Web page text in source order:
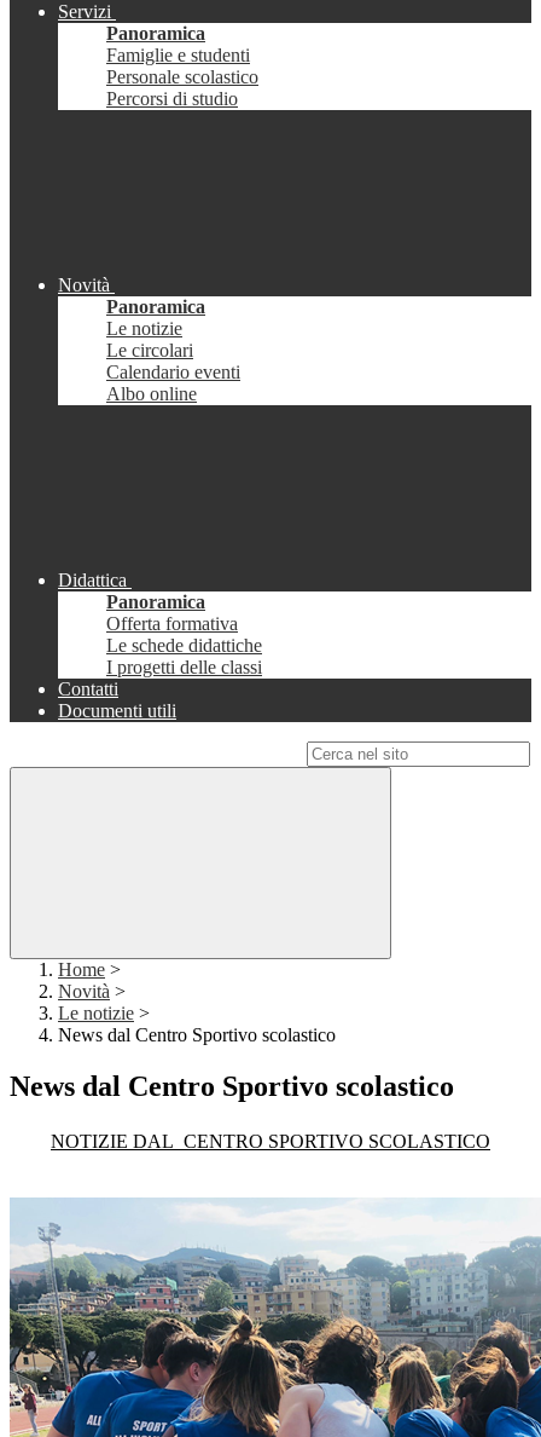
Servizi
Panoramica
Famiglie e studenti
Personale scolastico
Percorsi di studio
Novità
Panoramica
Le notizie
Le circolari
Calendario eventi
Albo online
Didattica
Panoramica
Offerta formativa
Le schede didattiche
I progetti delle classi
Contatti
Documenti utili
Home >
Novità >
Le notizie >
News dal Centro Sportivo scolastico
News dal Centro Sportivo scolastico
NOTIZIE DAL CENTRO SPORTIVO SCOLASTICO